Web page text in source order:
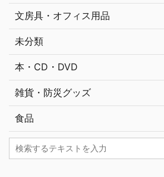
文房具・オフィス用品
未分類
本・CD・DVD
雑貨・防災グッズ
食品